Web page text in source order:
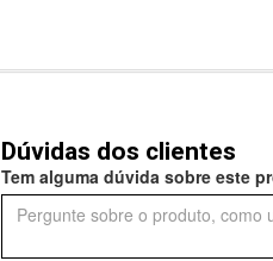
Dúvidas dos clientes
Tem alguma dúvida sobre este